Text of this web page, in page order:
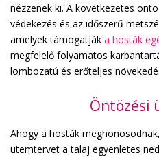
nézzenek ki. A következetes
védekezés és az időszerű
amelyek támogatják a hosták
megfelelő folyamatos
lombozatú és erőteljes
Öntözési
Ahogy a hosták
ütemtervet a talaj egyenletes